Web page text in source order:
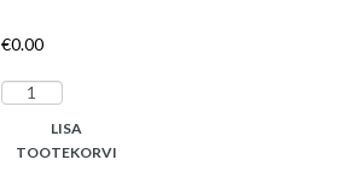
€0.00
Duodenaalsond,
800
LISA
TOOTEKORVI